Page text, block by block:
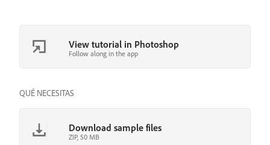
View tutorial in Photoshop
Follow along in the app
QUÉ NECESITAS
Download sample files
ZIP, 50 MB